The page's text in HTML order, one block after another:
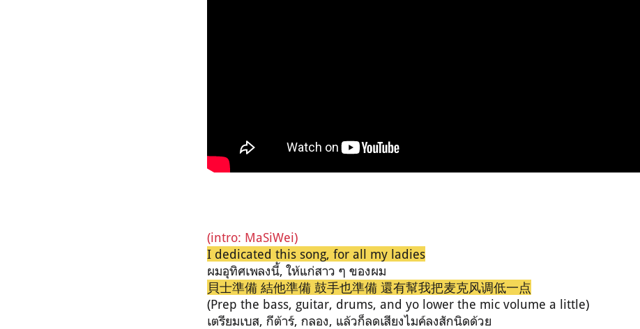
(intro: MaSiWei)
I dedicated this song, for all my ladies
ผมอุทิศเพลงนี้, ให้แก่สาว ๆ ของผม
貝士準備 結他準備 鼓手也準備 還有幫我把麦克风调低一点
(Prep the bass, guitar, drums, and yo lower the mic volume a little)
เตรียมเบส, กีต้าร์, กลอง, แล้วก็ลดเสียงไมค์ลงสักนิดด้วย